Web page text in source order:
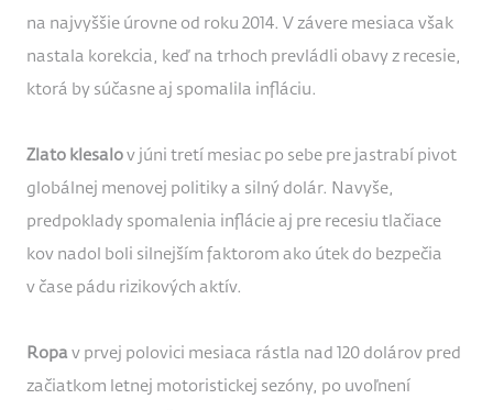
na najvyššie úrovne od roku 2014. V závere mesiaca však
nastala korekcia, keď na trhoch prevládli obavy z recesie,
ktorá by súčasne aj spomalila infláciu.
Zlato klesalo v júni tretí mesiac po sebe pre jastrabí pivot
globálnej menovej politiky a silný dolár. Navyše,
predpoklady spomalenia inflácie aj pre recesiu tlačiace
kov nadol boli silnejším faktorom ako útek do bezpečia
v čase pádu rizikových aktív.
Ropa v prvej polovici mesiaca rástla nad 120 dolárov pred
začiatkom letnej motoristickej sezóny, po uvoľnení